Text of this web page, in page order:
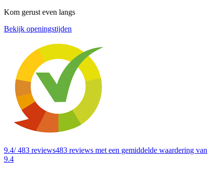
Kom gerust even langs
Bekijk openingstijden
9.4/ 483 reviews483 reviews met een gemiddelde waardering van
9.4